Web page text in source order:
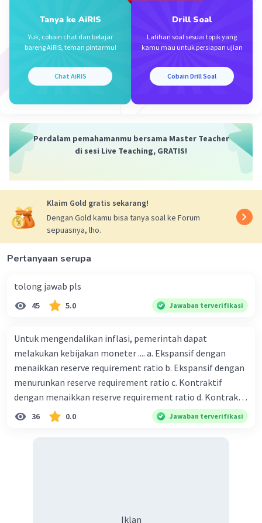
Tanya ke AiRIS
Yuk, cobain chat dan belajar
bareng AiRIS, teman pintarmu!
Chat AiRIS
Drill Soal
Latihan soal sesuai topik yang
kamu mau untuk persiapan ujian
Cobain Drill Soal
Perdalam pemahamanmu bersama Master Teacher
di sesi Live Teaching, GRATIS!
Klaim Gold gratis sekarang!
Dengan Gold kamu bisa tanya soal ke Forum
sepuasnya, lho.
Pertanyaan serupa
tolong jawab pls
45 5.0 Jawaban terverifikasi
Untuk mengendalikan inflasi, pemerintah dapat
melakukan kebijakan moneter .... a. Ekspansif dengan
menaikkan reserve requirement ratio b. Ekspansif dengan
menurunkan reserve requirement ratio c. Kontraktif
dengan menaikkan reserve requirement ratio d. Kontraktif
dengan menurunkan reserve requirement ratio e.
Ekspansif dengan menaikkan tingkat diskonto Bila Bank
uang) naik dari kiri bawah ke kanan atas c. Tingkat bunga
36 0.0 Jawaban terverifikasi
Iklan